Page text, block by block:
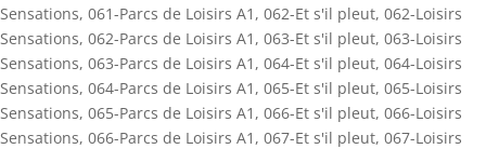
Sensations, 061-Parcs de Loisirs A1 , 062-Et s'il pleut, 062-Loisirs
Sensations, 062-Parcs de Loisirs A1 , 063-Et s'il pleut, 063-Loisirs
Sensations, 063-Parcs de Loisirs A1 , 064-Et s'il pleut, 064-Loisirs
Sensations, 064-Parcs de Loisirs A1 , 065-Et s'il pleut, 065-Loisirs
Sensations, 065-Parcs de Loisirs A1 , 066-Et s'il pleut, 066-Loisirs
Sensations, 066-Parcs de Loisirs A1 , 067-Et s'il pleut, 067-Loisirs